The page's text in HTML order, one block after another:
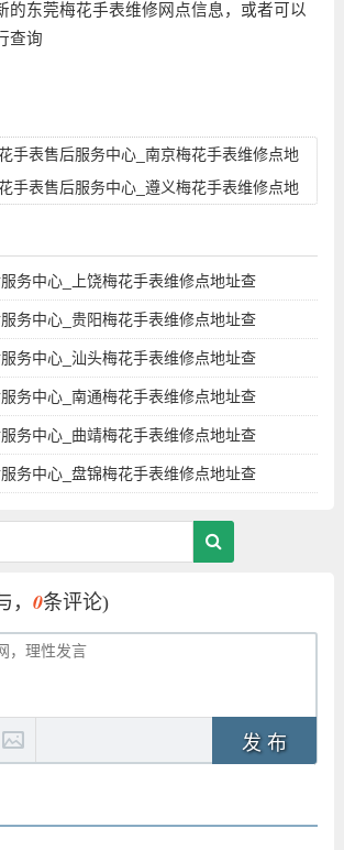
的东莞梅花手表维修网点信息，或者可以
查询
手表售后服务中心_南京梅花手表维修点地
手表售后服务中心_遵义梅花手表维修点地
服务中心_上饶梅花手表维修点地址查
务中心_贵阳梅花手表维修点地址查
务中心_汕头梅花手表维修点地址查
务中心_南通梅花手表维修点地址查
务中心_曲靖梅花手表维修点地址查
务中心_盘锦梅花手表维修点地址查
， 0条评论)
发 布